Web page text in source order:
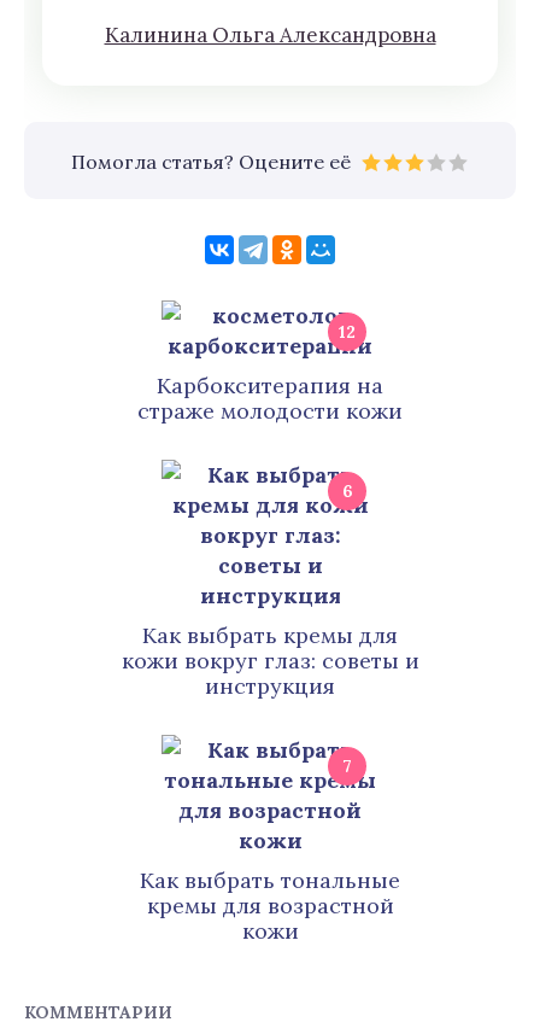
Кaлининa Oльгa Aлексaндровна
Помогла статья? Оцените её
12
Карбокситерапия на
страже молодости кожи
6
Как выбрать кремы для
кожи вокруг глаз: советы и
инструкция
7
Как выбрать тональные
кремы для возрастной
кожи
КОММЕНТАРИИ